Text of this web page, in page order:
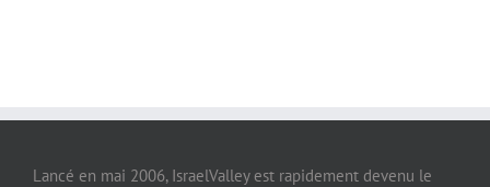
Lancé en mai 2006, IsraelValley est rapidement devenu le